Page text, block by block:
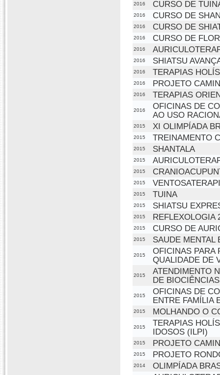
2016 CURSO DE
2016 CURSO DE
2016 CURSO DE
2016 CURSO DE
2016
2016 SHIATSU
2016 TERAPIAS
2016 PROJETO
2016 TERAPIAS
2016
OFICINAS DE
AO USO
2015 XI OLIMPÍADA
2015 TREINAMENTO
2015 SHANTALA
2015
2015
2015
2015 TUINA
2015 SHIATSU
2015 REFLEXOLOGIA
2015 CURSO DE
2015 SAUDE MENTAL
2015
OFICINAS PARA
QUALIDADE DE
2015
ATENDIMENTO
DE BIOCIÊNCIAS
2015
OFICINAS DE
ENTRE FAMÍLIA
2015 MOLHANDO O
2015
TERAPIAS
IDOSOS (ILPI)
2015 PROJETO
2015 PROJETO
2014 OLIMPÍADA